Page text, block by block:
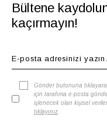
Bültene
kaçırmayın!
Gönder butonuna
için tarafıma e-posta
işlenecek olan kişisel
tıklayınız